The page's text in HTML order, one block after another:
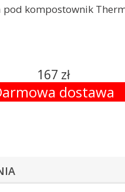
pod kompostownik
167 zł
dostawa